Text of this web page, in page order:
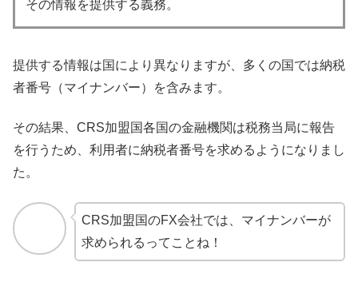
その情報を提供する義務。
提供する情報は国により異なりますが、多くの国では納税
者番号（マイナンバー）を含みます。
その結果、CRS加盟国各国の金融機関は税務当局に報告
を行うため、利用者に納税者番号を求めるようになりまし
た。
CRS加盟国のFX会社では、マイナンバーが
求められるってことね！